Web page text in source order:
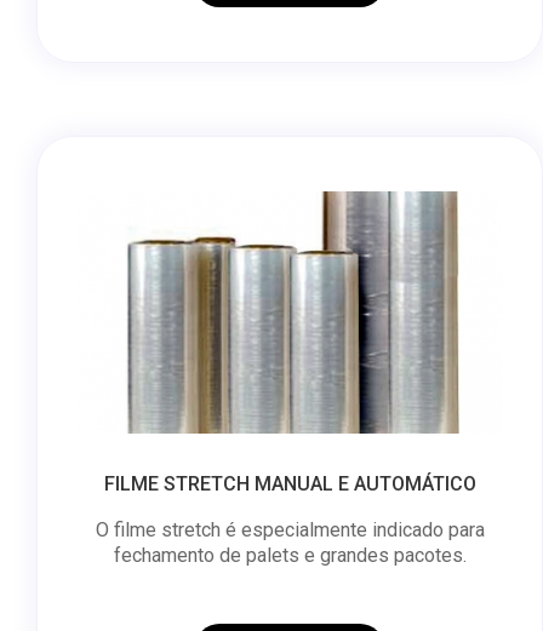
FILME STRETCH MANUAL E AUTOMÁTICO
O filme stretch é especialmente indicado para
fechamento de palets e grandes pacotes.